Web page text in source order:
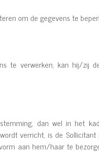
om de gegevens te
te verwerken, kan hij/zij
dan wel in het
verricht, is de Sollicitant
aan hem/haar te